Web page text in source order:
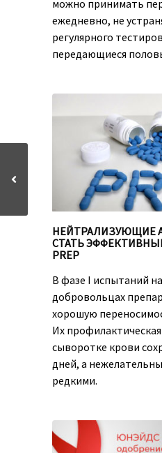
можно принимать
ежедневно, не
регулярного
передающиеся
НЕЙТРАЛИЗУЮЩИЕ
СТАТЬ
PREP
В фазе I испытаний
добровольцах
хорошую
Их
сыворотке крови
дней, а
редкими.